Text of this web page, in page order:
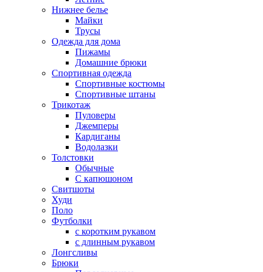
Нижнее белье
Майки
Трусы
Одежда для дома
Пижамы
Домашние брюки
Спортивная одежда
Спортивные костюмы
Спортивные штаны
Трикотаж
Пуловеры
Джемперы
Кардиганы
Водолазки
Толстовки
Обычные
С капюшоном
Свитшоты
Худи
Поло
Футболки
с коротким рукавом
с длинным рукавом
Лонгсливы
Брюки